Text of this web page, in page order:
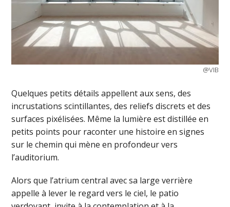
@VIB
Quelques petits détails appellent aux sens, des
incrustations scintillantes, des reliefs discrets et des
surfaces pixélisées. Même la lumière est distillée en
petits points pour raconter une histoire en signes
sur le chemin qui mène en profondeur vers
l’auditorium.
Alors que l’atrium central avec sa large verrière
appelle à lever le regard vers le ciel, le patio